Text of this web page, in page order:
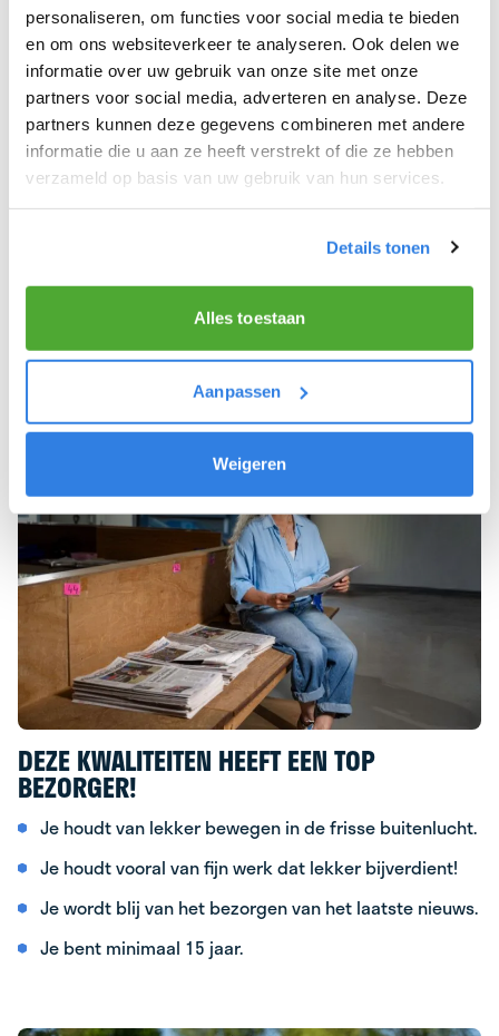
personaliseren, om functies voor social media te bieden
en om ons websiteverkeer te analyseren. Ook delen we
informatie over uw gebruik van onze site met onze
partners voor social media, adverteren en analyse. Deze
partners kunnen deze gegevens combineren met andere
informatie die u aan ze heeft verstrekt of die ze hebben
verzameld op basis van uw gebruik van hun services.
Details tonen
Alles toestaan
Aanpassen
Weigeren
bezorgt meerdere dagbladen waaronder De
Telegraaf, Volkskrant en AD. Op het depot ontvang
je tevens je ‘looplijst’. Hierop vind je de adressen
van de abonnees in jouw bezorggebied. Vanaf het
depot stap je weer op je fiets en bezorg je de
abonnees het nieuws van de dag!
07:00 uur ’s ochtends en op zaterdag voor 09:00
DEZE KWALITEITEN HEEFT EEN TOP
BEZORGER!
Je houdt van lekker bewegen in de frisse buitenlucht.
Je houdt vooral van fijn werk dat lekker bijverdient!
Je wordt blij van het bezorgen van het laatste nieuws.
Je bent minimaal 15 jaar.